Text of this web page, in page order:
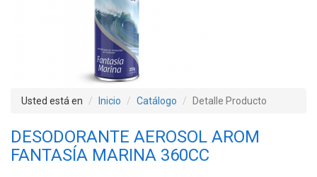
Usted está en Inicio Catálogo Detalle Producto
DESODORANTE AEROSOL AROM
FANTASÍA MARINA 360CC